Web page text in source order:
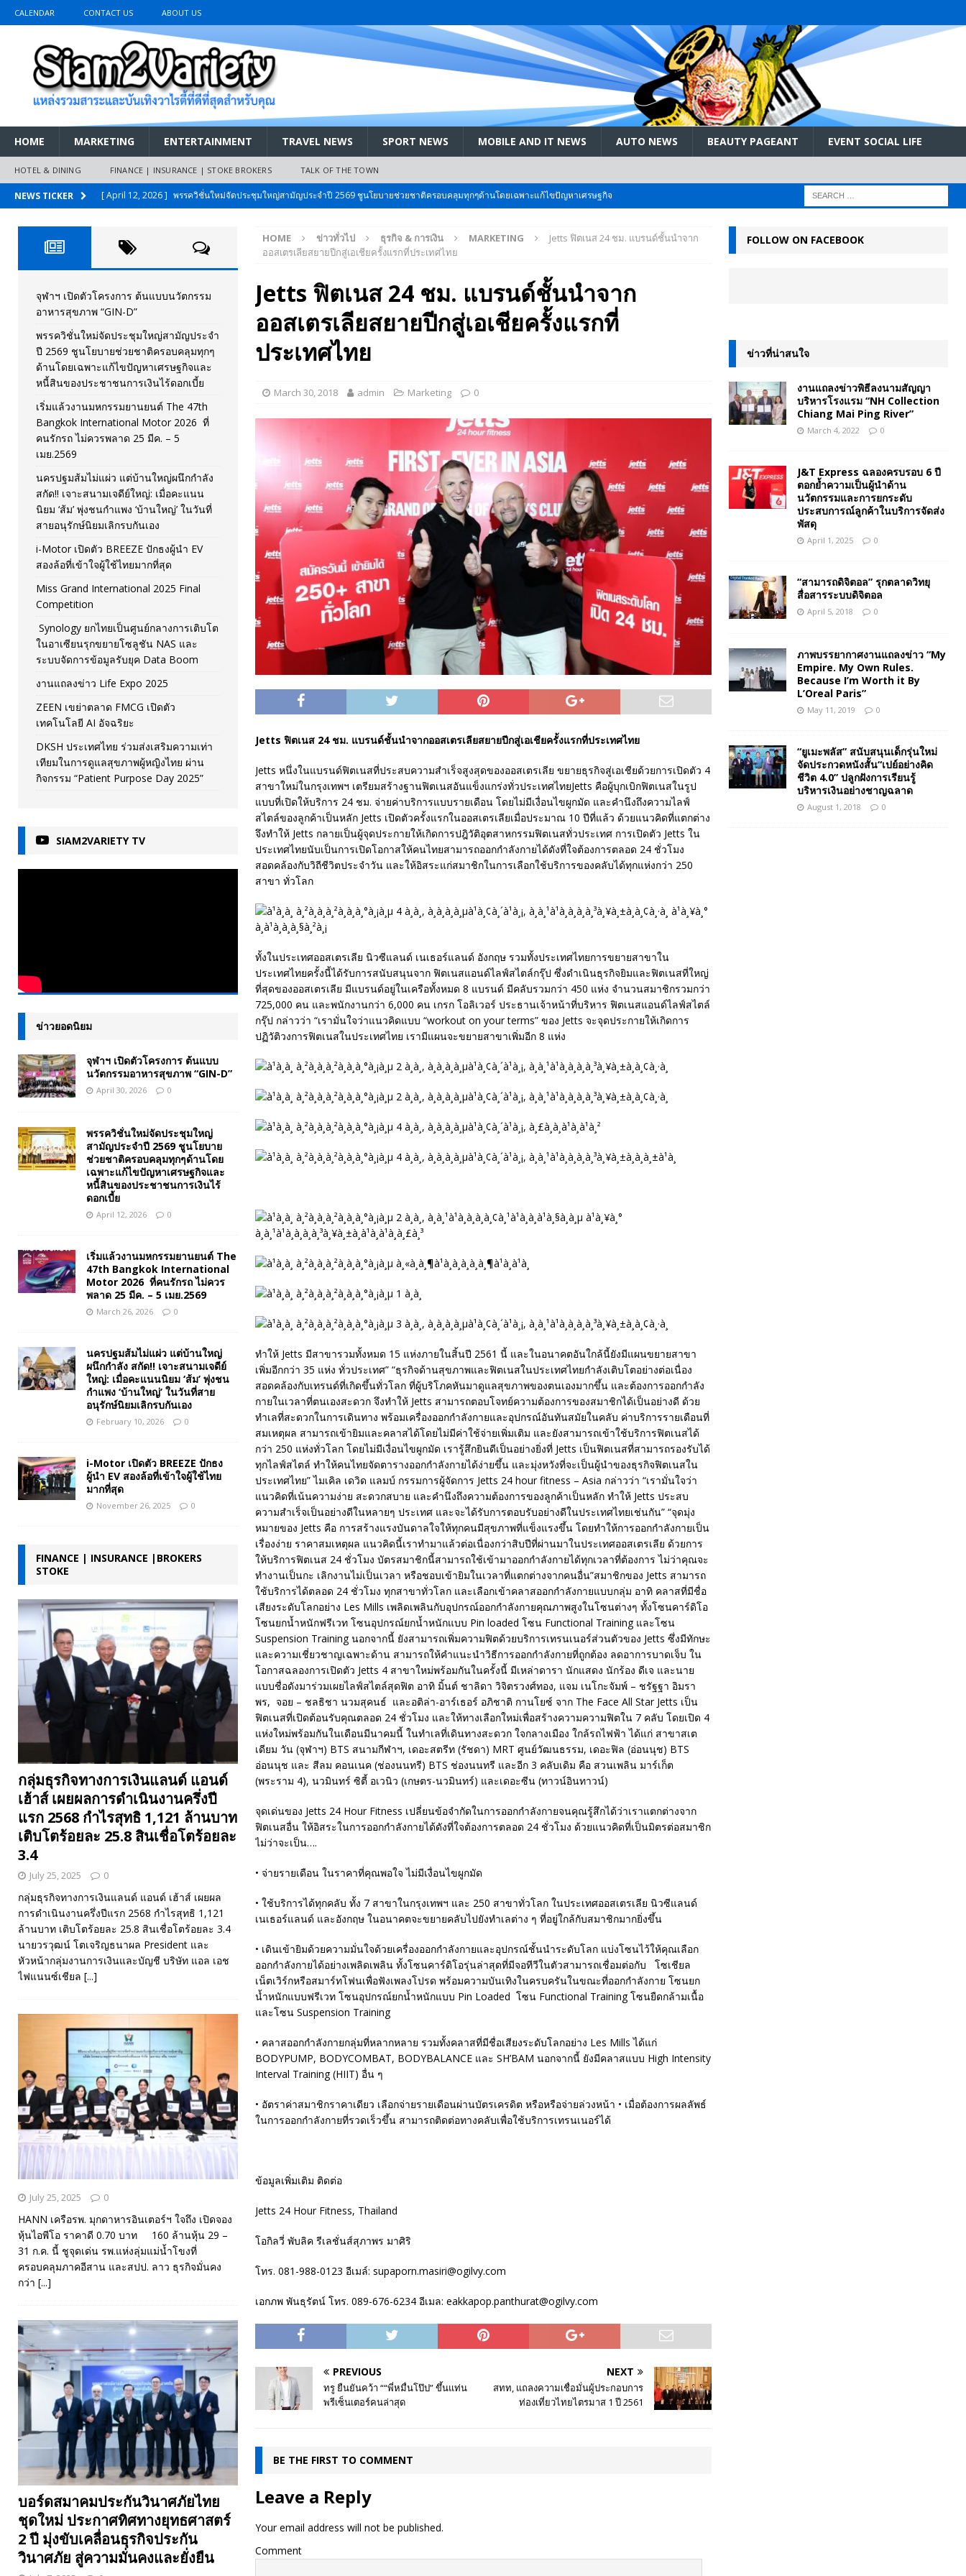
CALENDAR CONTACT US ABOUT US
HOME MARKETING ENTERTAINMENT TRAVEL NEWS SPORT NEWS MOBILE AND IT NEWS AUTO NEWS BEAUTY PAGEANT EVENT SOCIAL LIFE
HOTEL & DINING FINANCE | INSURANCE | STOKE BROKERS TALK OF THE TOWN
NEWS TICKER [ April 12, 2026 ] พรรควิชั่นใหม่จัดประชุมใหญ่สามัญประจำปี 2569 ชูนโยบายช่วยชาติครอบคลุมทุกๆด้านโดยเฉพาะแก้ไขปัญหาเศรษฐกิจ
[ March 26, 2026 ]
เริ่มแล้วงานมหกรรมยานยนต์ The 47th Bangkok International Motor 2026 ที่คนรักรถ ไม่ควรพลาด 25 มีค. – 5
เมย.2569
AUTO NEWS
[ February 10, 2026 ] นครปฐมส้มไม่แผ่ว แต่บ้านใหญ่ผนึกกำลัง สกัด!! เจาะสนามเจดีย์ใหญ่: เมื่อคะแนนนิยม ‘ส้ม’ พุ่งชนกำแพง ‘บ้านใหญ่’ ใน
วันที่สายอนุรักษ์นิยมเลิกรบกันเอง
PR NEWS
[ November 26, 2025 ] i-Motor เปิดตัว BREEZE ปักธงผู้นำ EV สองล้อที่เข้าใจผู้ใช้ไทยมากที่สุด
[ April 30, 2026 ] จุฬาฯ เปิดตัวโครงการ ต้นแบบนวัตกรรมอาหารสุขภาพ “GIN-D”
HOME ข่าวทั่วไป ธุรกิจ & การเงิน MARKETING
Jetts ฟิตเนส 24 ชม. แบรนด์ชั้นนำจาก
ออสเตรเลียสยายปีกสู่เอเชียครั้งแรกที่ประเทศไทย
Jetts ฟิตเนส 24 ชม. แบรนด์ชั้นนำจาก
ออสเตรเลียสยายปีกสู่เอเชียครั้งแรกที่
ประเทศไทย
March 30, 2018 admin Marketing 0
Jetts ฟิตเนส 24 ชม. แบรนด์ชั้นนำจากออสเตรเลียสยายปีกสู่เอเชียครั้งแรกที่ประเทศไทย
Jetts หนึ่งในแบรนด์ฟิตเนสที่ประสบความสำเร็จสูงสุดของออสเตรเลีย ขยายธุรกิจสู่เอเชียด้วยการเปิดตัว 4
สาขาใหม่ในกรุงเทพฯ เตรียมสร้างฐานฟิตเนสอันแข็งแกร่งทั่วประเทศไทยJetts คือผู้บุกเบิกฟิตเนสในรูป
แบบที่เปิดให้บริการ 24 ชม. จ่ายค่าบริการแบบรายเดือน โดยไม่มีเงื่อนไขผูกมัด และคำนึงถึงความไลฟ์
สไตล์ของลูกค้าเป็นหลัก Jetts เปิดตัวครั้งแรกในออสเตรเลียเมื่อประมาณ 10 ปีที่แล้ว ด้วยแนวคิดที่แตกต่าง
จึงทำให้ Jetts กลายเป็นผู้จุดประกายให้เกิดการปฎิวัติอุตสาหกรรมฟิตเนสทั่วประเทศ การเปิดตัว Jetts ใน
ประเทศไทยนับเป็นการเปิดโอกาสให้คนไทยสามารถออกกำลังกายได้ดังที่ใจต้องการตลอด 24 ชั่วโมง
สอดคล้องกับวิถีชีวิตประจำวัน และให้อิสระแก่สมาชิกในการเลือกใช้บริการของคลับได้ทุกแห่งกว่า 250
สาขา ทั่วโลก
ทั้งในประเทศออสเตรเลีย นิวซีแลนด์ เนเธอร์แลนด์ อังกฤษ รวมทั้งประเทศไทยการขยายสาขาใน
ประเทศไทยครั้งนี้ได้รับการสนับสนุนจาก ฟิตเนสแอนด์ไลฟ์สไตล์กรุ๊ป ซึ่งดำเนินธุรกิจยิมและฟิตเนสที่ใหญ่
ที่สุดของออสเตรเลีย มีแบรนด์อยู่ในเครือทั้งหมด 8 แบรนด์ มีคลับรวมกว่า 450 แห่ง จำนวนสมาชิกรวมกว่า
725,000 คน และพนักงานกว่า 6,000 คน เกรก โอลิเวอร์ ประธานเจ้าหน้าที่บริหาร ฟิตเนสแอนด์ไลฟ์สไตล์
กรุ๊ป กล่าวว่า “เรามั่นใจว่าแนวคิดแบบ “workout on your terms” ของ Jetts จะจุดประกายให้เกิดการ
ปฏิวัติวงการฟิตเนสในประเทศไทย เรามีแผนจะขยายสาขาเพิ่มอีก 8 แห่ง
ทำให้ Jetts มีสาขารวมทั้งหมด 15 แห่งภายในสิ้นปี 2561 นี้ และในอนาคตอันใกล้นี้ยังมีแผนขยายสาขา
เพิ่มอีกกว่า 35 แห่ง ทั่วประเทศ” “ธุรกิจด้านสุขภาพและฟิตเนสในประเทศไทยกำลังเติบโตอย่างต่อเนื่อง
สอดคล้องกับเทรนด์ที่เกิดขึ้นทั่วโลก ที่ผู้บริโภคหันมาดูแลสุขภาพของตนเองมากขึ้น และต้องการออกกำลัง
กายในเวลาที่ตนเองสะดวก จึงทำให้ Jetts สามารถตอบโจทย์ความต้องการของสมาชิกได้เป็นอย่างดี ด้วย
ทำเลที่สะดวกในการเดินทาง พร้อมเครื่องออกกำลังกายและอุปกรณ์อันทันสมัยในคลับ ค่าบริการรายเดือนที่
สมเหตุผล สามารถเข้ายิมและคลาสได้โดยไม่มีค่าใช้จ่ายเพิ่มเติม และยังสามารถเข้าใช้บริการฟิตเนสได้
กว่า 250 แห่งทั่วโลก โดยไม่มีเงื่อนไขผูกมัด เรารู้สึกยินดีเป็นอย่างยิ่งที่ Jetts เป็นฟิตเนสที่สามารถรองรับได้
ทุกไลฟ์สไตล์ ทำให้คนไทยจัดตารางออกกำลังกายได้ง่ายขึ้น และมุ่งหวังที่จะเป็นผู้นำของธุรกิจฟิตเนสใน
ประเทศไทย” ไมเคิล เดวิด แลมบ์ กรรมการผู้จัดการ Jetts 24 hour fitness – Asia กล่าวว่า “เรามั่นใจว่า
แนวคิดที่เน้นความง่าย สะดวกสบาย และคำนึงถึงความต้องการของลูกค้าเป็นหลัก ทำให้ Jetts ประสบ
ความสำเร็จเป็นอย่างดีในหลายๆ ประเทศ และจะได้รับการตอบรับอย่างดีในประเทศไทยเช่นกัน” “จุดมุ่ง
หมายของ Jetts คือ การสร้างแรงบันดาลใจให้ทุกคนมีสุขภาพที่แข็งแรงขึ้น โดยทำให้การออกกำลังกายเป็น
เรื่องง่าย ราคาสมเหตุผล แนวคิดนี้เราทำมาแล้วต่อเนื่องกว่าสิบปีที่ผ่านมาในประเทศออสเตรเลีย ด้วยการ
ให้บริการฟิตเนส 24 ชั่วโมง บัตรสมาชิกนี้สามารถใช้เข้ามาออกกำลังกายได้ทุกเวลาที่ต้องการ ไม่ว่าคุณจะ
ทำงานเป็นกะ เลิกงานไม่เป็นเวลา หรือชอบเข้ายิมในเวลาที่แตกต่างจากคนอื่น”สมาชิกของ Jetts สามารถ
ใช้บริการได้ตลอด 24 ชั่วโมง ทุกสาขาทั่วโลก และเลือกเข้าคลาสออกกำลังกายแบบกลุ่ม อาทิ คลาสที่มีชื่อ
เสียงระดับโลกอย่าง Les Mills เพลิดเพลินกับอุปกรณ์ออกกำลังกายคุณภาพสูงในโซนต่างๆ ทั้งโซนคาร์ดิโอ
โซนยกน้ำหนักฟรีเวท โซนอุปกรณ์ยกน้ำหนักแบบ Pin loaded โซน Functional Training และโซน
Suspension Training นอกจากนี้ ยังสามารถเพิ่มความฟิตด้วยบริการเทรนเนอร์ส่วนตัวของ Jetts ซึ่งมีทักษะ
และความเชี่ยวชาญเฉพาะด้าน สามารถให้คำแนะนำวิธีการออกกำลังกายที่ถูกต้อง ลดอาการบาดเจ็บ ใน
โอกาสฉลองการเปิดตัว Jetts 4 สาขาใหม่พร้อมกันในครั้งนี้ มีเหล่าดารา นักแสดง นักร้อง ดีเจ และนาย
แบบชื่อดังมาร่วมเผยไลฟ์สไตล์สุดฟิต อาทิ มิ้นต์ ชาลิดา วิจิตรวงศ์ทอง, แจม เนโกะจัมพ์ – ชรัฐฐา อิมรา
พร, จอย – ชลธิชา นวมสุคนธ์ และอติล่า-อาร์เธอร์ อภิชาติ กานโยซ์ จาก The Face All Star Jetts เป็น
ฟิตเนสที่เปิดต้อนรับคุณตลอด 24 ชั่วโมง และให้ทางเลือกใหม่เพื่อสร้างความความฟิตใน 7 คลับ โดยเปิด 4
แห่งใหม่พร้อมกันในเดือนมีนาคมนี้ ในทำเลที่เดินทางสะดวก ใจกลางเมือง ใกล้รถไฟฟ้า ได้แก่ สาขาสเต
เดียม วัน (จุฬาฯ) BTS สนามกีฬาฯ, เดอะสตรีท (รัชดา) MRT ศูนย์วัฒนธรรม, เดอะฟิล (อ่อนนุช) BTS
อ่อนนุช และ สีลม คอนเนค (ช่องนนทรี) BTS ช่องนนทรี และอีก 3 คลับเดิม คือ สวนเพลิน มาร์เก็ต
(พระราม 4), นวมินทร์ ซิตี้ อเวนิว (เกษตร-นวมินทร์) และเดอะซีน (ทาวน์อินทาวน์)
จุดเด่นของ Jetts 24 Hour Fitness เปลี่ยนข้อจำกัดในการออกกำลังกายจนคุณรู้สึกได้ว่าเราแตกต่างจาก
ฟิตเนสอื่น ให้อิสระในการออกกำลังกายได้ดังที่ใจต้องการตลอด 24 ชั่วโมง ด้วยแนวคิดที่เป็นมิตรต่อสมาชิก
ไม่ว่าจะเป็น….
• จ่ายรายเดือน ในราคาที่คุณพอใจ ไม่มีเงื่อนไขผูกมัด
• ใช้บริการได้ทุกคลับ ทั้ง 7 สาขาในกรุงเทพฯ และ 250 สาขาทั่วโลก ในประเทศออสเตรเลีย นิวซีแลนด์
เนเธอร์แลนด์ และอังกฤษ ในอนาคตจะขยายคลับไปยังทำเลต่าง ๆ ที่อยู่ใกล้กับสมาชิกมากยิ่งขึ้น
• เดินเข้ายิมด้วยความมั่นใจด้วยเครื่องออกกำลังกายและอุปกรณ์ชั้นนำระดับโลก แบ่งโซนไว้ให้คุณเลือก
ออกกำลังกายได้อย่างเพลิดเพลิน ทั้งโซนคาร์ดิโอรุ่นล่าสุดที่มีจอทีวีในตัวสามารถเชื่อมต่อกับ โซเชียล
เน็ตเวิร์กหรือสมาร์ทโฟนเพื่อฟังเพลงโปรด พร้อมความบันเทิงในครบครันในขณะที่ออกกำลังกาย โซนยก
น้ำหนักแบบฟรีเวท โซนอุปกรณ์ยกน้ำหนักแบบ Pin Loaded โซน Functional Training โซนยืดกล้ามเนื้อ
และโซน Suspension Training
• คลาสออกกำลังกายกลุ่มที่หลากหลาย รวมทั้งคลาสที่มีชื่อเสียงระดับโลกอย่าง Les Mills ได้แก่
BODYPUMP, BODYCOMBAT, BODYBALANCE และ SH’BAM นอกจากนี้ ยังมีคลาสแบบ High Intensity
Interval Training (HIIT) อื่น ๆ
• อัตราค่าสมาชิกราคาเดียว เลือกจ่ายรายเดือนผ่านบัตรเครดิต หรือหรือจ่ายล่วงหน้า • เมื่อต้องการผลลัพธ์
ในการออกกำลังกายที่รวดเร็วขึ้น สามารถติดต่อทางคลับเพื่อใช้บริการเทรนเนอร์ได้
ข้อมูลเพิ่มเติม ติดต่อ
Jetts 24 Hour Fitness, Thailand
โอกิลวี่ พับลิค รีเลชั่นส์สุภาพร มาศิริ
โทร. 081-988-0123 อีเมล์: supaporn.masiri@ogilvy.com
เอกภพ พันธุรัตน์ โทร. 089-676-6234 อีเมล: eakkapop.panthurat@ogilvy.com
PREVIOUS
ทรู ยืนยันคว้า ““พี่หมื่นโป๊ป” ขึ้นแท่น
พรีเซ็นเตอร์คนล่าสุด
NEXT
สทท, แถลงความเชื่อมั่นผู้ประกอบการ
ท่องเที่ยวไทยไตรมาส 1 ปี 2561
BE THE FIRST TO COMMENT
Leave a Reply
Your email address will not be published.
Comment
จุฬาฯ เปิดตัวโครงการ ต้นแบบนวัตกรรม
อาหารสุขภาพ “GIN-D”
พรรควิชั่นใหม่จัดประชุมใหญ่สามัญประจำ
ปี 2569 ชูนโยบายช่วยชาติครอบคลุมทุกๆ
ด้านโดยเฉพาะแก้ไขปัญหาเศรษฐกิจและ
หนี้สินของประชาชนการเงินไร้ดอกเบี้ย
เริ่มแล้วงานมหกรรมยานยนต์ The 47th
Bangkok International Motor 2026 ที่
คนรักรถ ไม่ควรพลาด 25 มีค. – 5
เมย.2569
นครปฐมส้มไม่แผ่ว แต่บ้านใหญ่ผนึกกำลัง
สกัด!! เจาะสนามเจดีย์ใหญ่: เมื่อคะแนน
นิยม ‘ส้ม’ พุ่งชนกำแพง ‘บ้านใหญ่’ ในวันที่
สายอนุรักษ์นิยมเลิกรบกันเอง
i-Motor เปิดตัว BREEZE ปักธงผู้นำ EV
สองล้อที่เข้าใจผู้ใช้ไทยมากที่สุด
Miss Grand International 2025 Final
Competition
Synology ยกไทยเป็นศูนย์กลางการเติบโต
ในอาเซียนรุกขยายโซลูชัน NAS และ
ระบบจัดการข้อมูลรับยุค Data Boom
งานแถลงข่าว Life Expo 2025
ZEEN เขย่าตลาด FMCG เปิดตัว
เทคโนโลยี AI อัจฉริยะ
DKSH ประเทศไทย ร่วมส่งเสริมความเท่า
เทียมในการดูแลสุขภาพผู้หญิงไทย ผ่าน
กิจกรรม “Patient Purpose Day 2025”
SIAM2VARIETY TV
ข่าวยอดนิยม
จุฬาฯ เปิดตัวโครงการ ต้นแบบ
นวัตกรรมอาหารสุขภาพ “GIN-D”
April 30, 2026 0
พรรควิชั่นใหม่จัดประชุมใหญ่
สามัญประจำปี 2569 ชูนโยบาย
ช่วยชาติครอบคลุมทุกๆด้านโดย
เฉพาะแก้ไขปัญหาเศรษฐกิจและ
หนี้สินของประชาชนการเงินไร้
ดอกเบี้ย
April 12, 2026 0
เริ่มแล้วงานมหกรรมยานยนต์ The
47th Bangkok International
Motor 2026 ที่คนรักรถ ไม่ควร
พลาด 25 มีค. – 5 เมย.2569
March 26, 2026 0
นครปฐมส้มไม่แผ่ว แต่บ้านใหญ่
ผนึกกำลัง สกัด!! เจาะสนามเจดีย์
ใหญ่: เมื่อคะแนนนิยม ‘ส้ม’ พุ่งชน
กำแพง ‘บ้านใหญ่’ ในวันที่สาย
อนุรักษ์นิยมเลิกรบกันเอง
February 10, 2026 0
i-Motor เปิดตัว BREEZE ปักธง
ผู้นำ EV สองล้อที่เข้าใจผู้ใช้ไทย
มากที่สุด
November 26, 2025 0
FINANCE | INSURANCE |BROKERS
STOKE
กลุ่มธุรกิจทางการเงินแลนด์ แอนด์
เฮ้าส์ เผยผลการดำเนินงานครึ่งปี
แรก 2568 กำไรสุทธิ 1,121 ล้านบาท
เติบโตร้อยละ 25.8 สินเชื่อโตร้อยละ
3.4
July 25, 2025 0
กลุ่มธุรกิจทางการเงินแลนด์ แอนด์ เฮ้าส์ เผยผล
การดำเนินงานครึ่งปีแรก 2568 กำไรสุทธิ 1,121
ล้านบาท เติบโตร้อยละ 25.8 สินเชื่อโตร้อยละ 3.4
นายวรวุฒน์ โตเจริญธนาผล President และ
หัวหน้ากลุ่มงานการเงินและบัญชี บริษัท แอล เอช
ไฟแนนซ์เชียล [...]
July 25, 2025 0
HANN เครือรพ. มุกดาหารอินเตอร์ฯ ใจถึง เปิดจอง
หุ้นไอพีโอ ราคาดี 0.70 บาท 160 ล้านหุ้น 29 –
31 ก.ค. นี้ ชูจุดเด่น รพ.แห่งลุ่มแม่น้ำโขงที่
ครอบคลุมภาคอีสาน และสปป. ลาว ธุรกิจมั่นคง
กว่า [...]
บอร์ดสมาคมประกันวินาศภัยไทย
ชุดใหม่ ประกาศทิศทางยุทธศาสตร์
2 ปี มุ่งขับเคลื่อนธุรกิจประกัน
วินาศภัย สู่ความมั่นคงและยั่งยืน
FOLLOW ON FACEBOOK
ข่าวที่น่าสนใจ
งานแถลงข่าวพิธีลงนามสัญญา
บริหารโรงแรม “NH Collection
Chiang Mai Ping River”
March 4, 2022 0
J&T Express ฉลองครบรอบ 6 ปี
ตอกย้ำความเป็นผู้นำด้าน
นวัตกรรมและการยกระดับ
ประสบการณ์ลูกค้าในบริการจัดส่ง
พัสดุ
April 1, 2025 0
“สามารถดิจิตอล” รุกตลาดวิทยุ
สื่อสารระบบดิจิตอล
April 5, 2018 0
ภาพบรรยากาศงานแถลงข่าว “My
Empire. My Own Rules.
Because I’m Worth it By
L’Oreal Paris”
May 11, 2019 0
“ยูเมะพลัส” สนับสนุนเด็กรุ่นใหม่
จัดประกวดหนังสั้น“เปย์อย่างคิด
ชีวิต 4.0” ปลูกฝังการเรียนรู้
บริหารเงินอย่างชาญฉลาด
August 1, 2018 0